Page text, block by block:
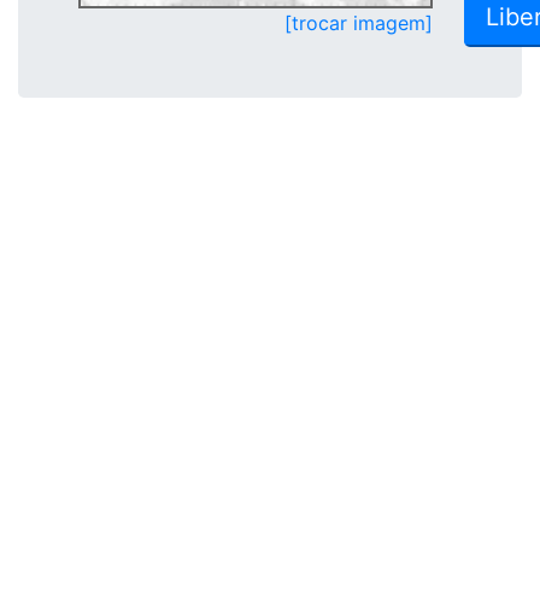
[trocar imagem]